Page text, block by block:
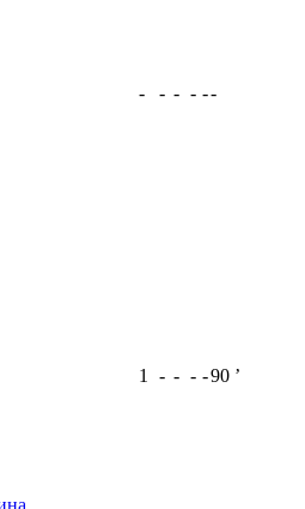
- - - - --
1 - - - -90 ʼ